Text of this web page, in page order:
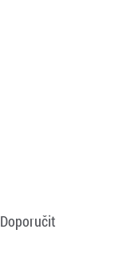
Doporučit